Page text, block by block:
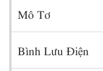
Mô Tơ
Bình Lưu Điện